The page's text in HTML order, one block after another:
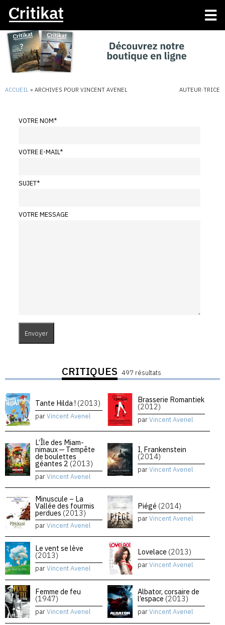
ACCUEIL » ARCHIVES POUR VINCENT AVENEL AUTEUR·TRICE
VOTRE NOM*
VOTRE E-MAIL*
SUJET*
VOTRE MESSAGE
CRITIQUES 497 résultats
Tante Hilda ! (2013)
parVincent Avenel
Brasserie Romantiek
(2012)
parVincent Avenel
L’Île des Miam-
nimaux — Tempête
de boulettes
géantes 2 (2013)
parVincent Avenel
I, Frankenstein
(2014)
parVincent Avenel
Minuscule – La
Vallée des fourmis
perdues (2013)
parVincent Avenel
Piégé (2014)
parVincent Avenel
Le vent se lève
(2013)
parVincent Avenel
Lovelace (2013)
parVincent Avenel
Femme de feu
(1947)
parVincent Avenel
Albator, corsaire de
l’espace (2013)
parVincent Avenel